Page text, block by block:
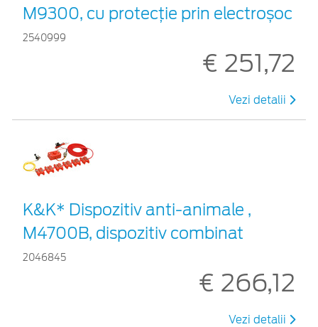
M9300, cu protecție prin electroșoc
2540999
€ 251,72
Vezi detalii
K&K* Dispozitiv anti-animale ,
M4700B, dispozitiv combinat
2046845
€ 266,12
Vezi detalii